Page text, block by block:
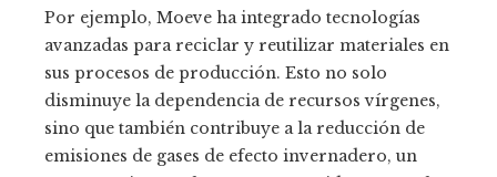
Por ejemplo, Moeve ha integrado tecnologías
avanzadas para reciclar y reutilizar materiales en
sus procesos de producción. Esto no solo
disminuye la dependencia de recursos vírgenes,
sino que también contribuye a la reducción de
emisiones de gases de efecto invernadero, un